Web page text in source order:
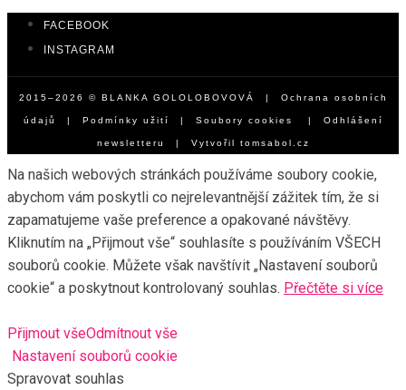
FACEBOOK
INSTAGRAM
2015–2026 © BLANKA GOLOLOBOVOVÁ | Ochrana osobních
údajů | Podmínky užití | Soubory cookies | Odhlášení
newsletteru | Vytvořil tomsabol.cz
Na našich webových stránkách používáme soubory cookie,
abychom vám poskytli co nejrelevantnější zážitek tím, že si
zapamatujeme vaše preference a opakované návštěvy.
Kliknutím na „Přijmout vše“ souhlasíte s používáním VŠECH
souborů cookie. Můžete však navštívit „Nastavení souborů
cookie“ a poskytnout kontrolovaný souhlas. Přečtěte si více
Přijmout všeOdmítnout vše
Nastavení souborů cookie
Spravovat souhlas